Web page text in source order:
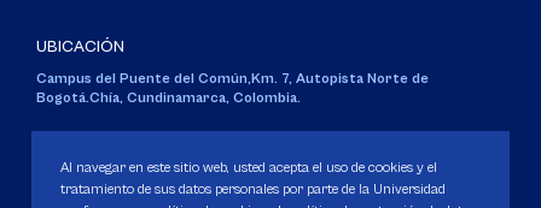
UBICACIÓN
Campus del Puente del Común,Km. 7, Autopista Norte de
Bogotá.Chía, Cundinamarca, Colombia.
Personería Jurídica:Resolución 130 del 14 de enero de 1980.
Ministerio de Educación Nacional.
Al navegar en este sitio web, usted acepta el uso de cookies y el
tratamiento de sus datos personales por parte de la Universidad